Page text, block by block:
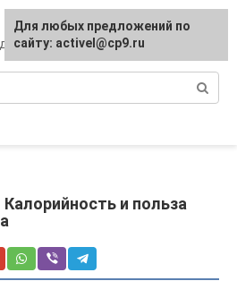
и польза
Для любых предложений по
сайту: activel@cp9.ru